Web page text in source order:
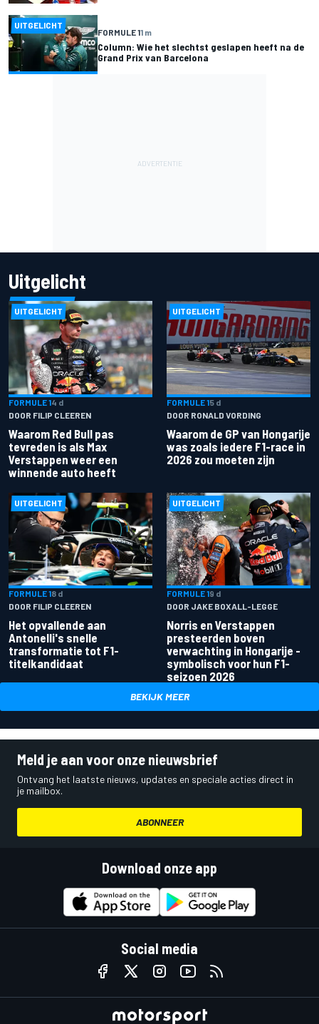
UITGELICHT
FORMULE 11 m
Column: Wie het slechtst geslapen heeft na de
Grand Prix van Barcelona
Uitgelicht
UITGELICHT
FORMULE 14 d
DOOR FILIP CLEEREN
Waarom Red Bull pas
tevreden is als Max
Verstappen weer een
winnende auto heeft
UITGELICHT
FORMULE 15 d
DOOR RONALD VORDING
Waarom de GP van Hongarije
was zoals iedere F1-race in
2026 zou moeten zijn
UITGELICHT
FORMULE 18 d
DOOR FILIP CLEEREN
Het opvallende aan
Antonelli's snelle
transformatie tot F1-
titelkandidaat
UITGELICHT
FORMULE 19 d
DOOR JAKE BOXALL-LEGGE
Norris en Verstappen
presteerden boven
verwachting in Hongarije -
symbolisch voor hun F1-
seizoen 2026
BEKIJK MEER
Meld je aan voor onze nieuwsbrief
Ontvang het laatste nieuws, updates en speciale acties direct in
je mailbox.
ABONNEER
Download onze app
Social media